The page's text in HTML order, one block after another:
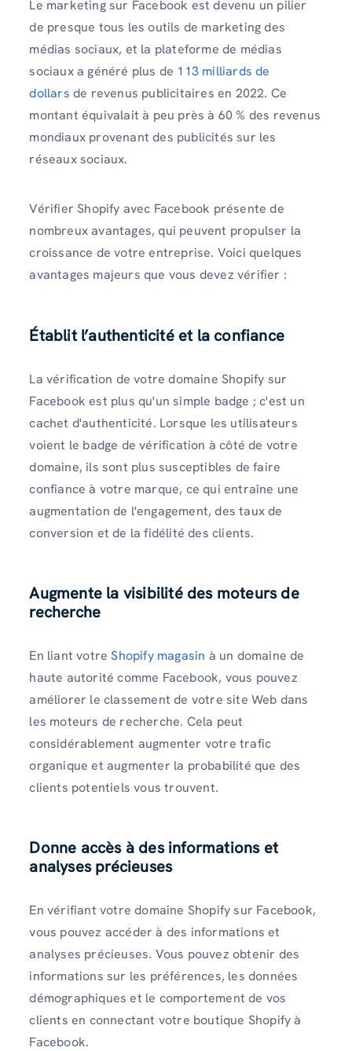
Le marketing sur Facebook est devenu un pilier
de presque tous les outils de marketing des
médias sociaux, et la plateforme de médias
sociaux a généré plus de 113 milliards de
dollars de revenus publicitaires en 2022. Ce
montant équivalait à peu près à 60 % des revenus
mondiaux provenant des publicités sur les
réseaux sociaux.
Vérifier Shopify avec Facebook présente de
nombreux avantages, qui peuvent propulser la
croissance de votre entreprise. Voici quelques
avantages majeurs que vous devez vérifier :
Établit l’authenticité et la confiance
La vérification de votre domaine Shopify sur
Facebook est plus qu'un simple badge ; c'est un
cachet d'authenticité. Lorsque les utilisateurs
voient le badge de vérification à côté de votre
domaine, ils sont plus susceptibles de faire
confiance à votre marque, ce qui entraîne une
augmentation de l'engagement, des taux de
conversion et de la fidélité des clients.
Augmente la visibilité des moteurs de
recherche
En liant votreShopify magasin à un domaine de
haute autorité comme Facebook, vous pouvez
améliorer le classement de votre site Web dans
les moteurs de recherche. Cela peut
considérablement augmenter votre trafic
organique et augmenter la probabilité que des
clients potentiels vous trouvent.
Donne accès à des informations et
analyses précieuses
En vérifiant votre domaine Shopify sur Facebook,
vous pouvez accéder à des informations et
analyses précieuses. Vous pouvez obtenir des
informations sur les préférences, les données
démographiques et le comportement de vos
clients en connectant votre boutique Shopify à
Facebook.